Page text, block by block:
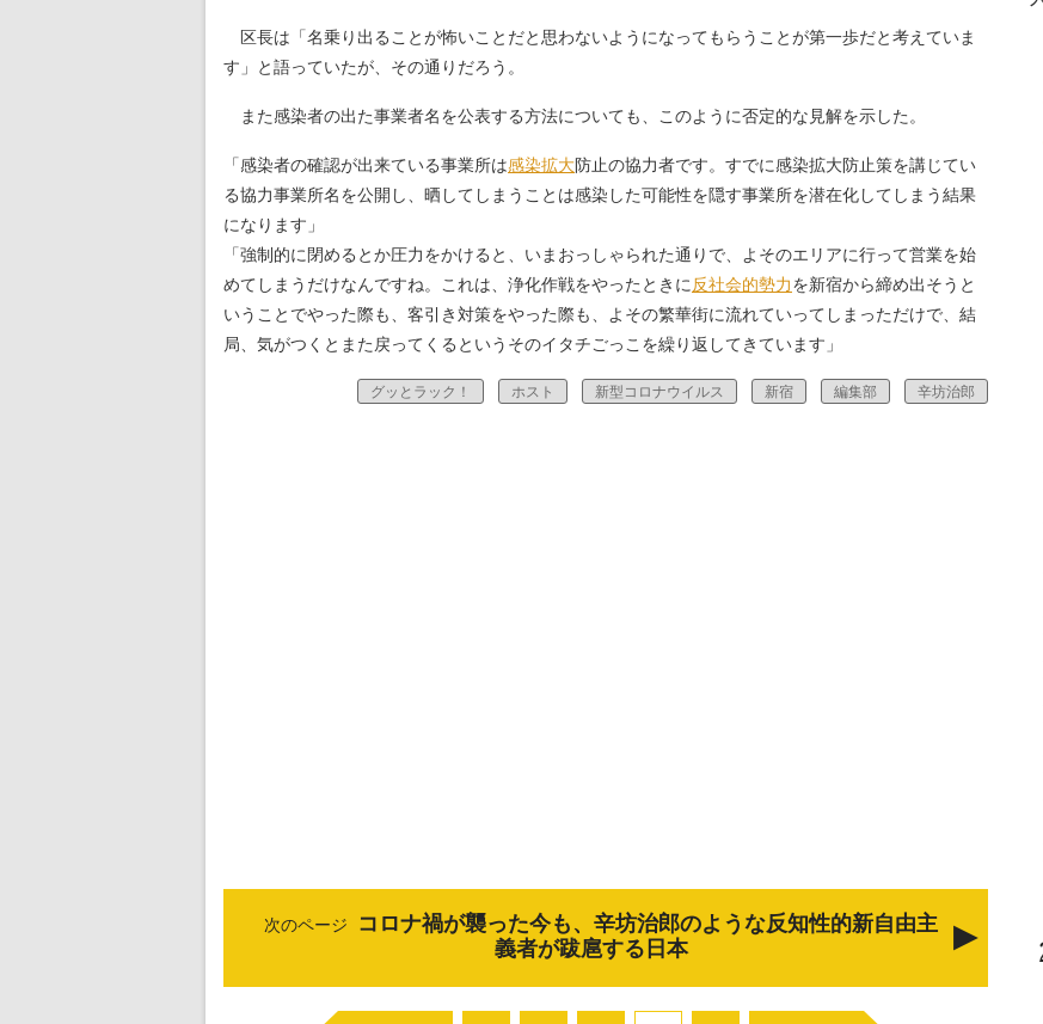
区長は「名乗り出ることが怖いことだと思わないようになってもらうことが第一歩だと考えていま
す」と語っていたが、その通りだろう。
また感染者の出た事業者名を公表する方法についても、このように否定的な見解を示した。
「感染者の確認が出来ている事業所は感染拡大防止の協力者です。すでに感染拡大防止策を講じてい
る協力事業所名を公開し、晒してしまうことは感染した可能性を隠す事業所を潜在化してしまう結果
になります」
「強制的に閉めるとか圧力をかけると、いまおっしゃられた通りで、よそのエリアに行って営業を始
めてしまうだけなんですね。これは、浄化作戦をやったときに 反社会的勢力を新宿から締め出そうと
いうことでやった際も、客引き対策をやった際も、よその繁華街に流れていってしまっただけで、結
局、気がつくとまた戻ってくるというそのイタチごっこを繰り返してきています」
グッとラック！ ホスト 新型コロナウイルス 新宿 編集部 辛坊治郎
次のページ
コロナ禍が襲った今も、辛坊治郎のような反知性的新自由主
義者が跋扈する日本